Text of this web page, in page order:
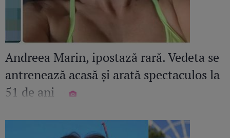
Andreea Marin, ipostază rară. Vedeta se
antrenează acasă și arată spectaculos la
51 de ani